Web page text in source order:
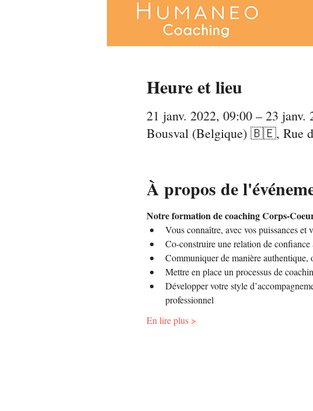
Heure et lieu
21 janv. 2022, 09:00 – 23 janv.
Bousval (Belgique) 🇧🇪, Rue
À propos de
Notre formation de coaching Corps-
Vous connaître, avec vos puissances et
Co-construire une relation de confiance
Communiquer de manière
Mettre en place un processus de
Développer votre style
professionnel
En lire plus >